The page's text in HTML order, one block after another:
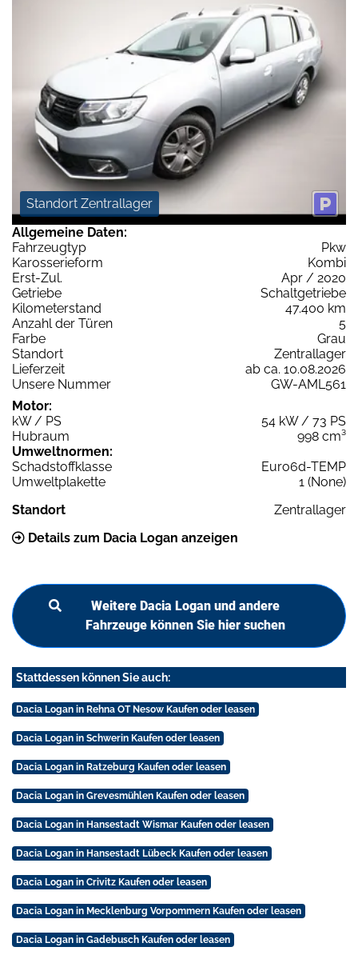
Standort Zentrallager
Allgemeine Daten:
Fahrzeugtyp
Pkw
Karosserieform
Kombi
Erst-Zul.
Apr / 2020
Getriebe
Schaltgetriebe
Kilometerstand
47.400 km
Anzahl der Türen
5
Farbe
Grau
Standort
Zentrallager
Lieferzeit
ab ca. 10.08.2026
Unsere Nummer
GW-AML561
Motor:
kW / PS
54 kW / 73 PS
Hubraum
998 cm³
Umweltnormen:
Schadstoffklasse
Euro6d-TEMP
Umweltplakette
1 (None)
Standort
Zentrallager
Details zum Dacia Logan anzeigen
Weitere Dacia Logan und andere
Fahrzeuge können Sie hier suchen
Stattdessen können Sie auch:
Dacia Logan in Rehna OT Nesow Kaufen oder leasen
Dacia Logan in Schwerin Kaufen oder leasen
Dacia Logan in Ratzeburg Kaufen oder leasen
Dacia Logan in Grevesmühlen Kaufen oder leasen
Dacia Logan in Hansestadt Wismar Kaufen oder leasen
Dacia Logan in Hansestadt Lübeck Kaufen oder leasen
Dacia Logan in Crivitz Kaufen oder leasen
Dacia Logan in Mecklenburg Vorpommern Kaufen oder leasen
Dacia Logan in Gadebusch Kaufen oder leasen